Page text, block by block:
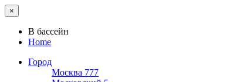
×
В бассейн
Home
Город
Москва 777